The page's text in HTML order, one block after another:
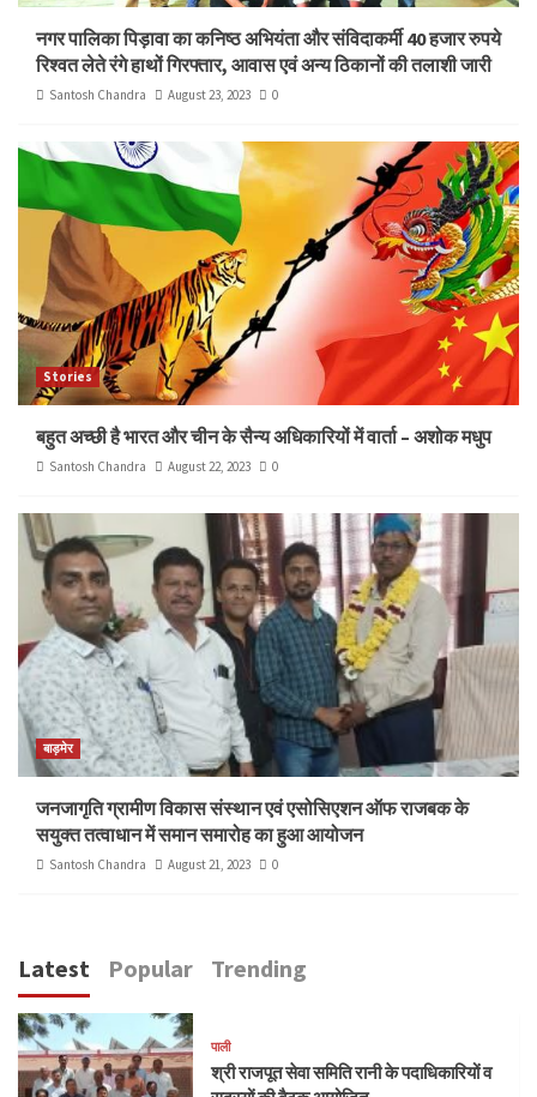
नगर पालिका पिड़ावा का कनिष्ठ अभियंता और संविदाकर्मी 40 हजार रुपये
रिश्वत लेते रंगे हाथों गिरफ्तार, आवास एवं अन्य ठिकानों की तलाशी जारी
Santosh Chandra August 23, 2023 0
Stories
बहुत अच्छी है भारत और चीन के सैन्य अधिकारियों में वार्ता – अशोक मधुप
Santosh Chandra August 22, 2023 0
बाड़मेर
जनजागृति ग्रामीण विकास संस्थान एवं एसोसिएशन ऑफ राजबक के
सयुक्त तत्वाधान में समान समारोह का हुआ आयोजन
Santosh Chandra August 21, 2023 0
Latest Popular Trending
पाली
श्री राजपूत सेवा समिति रानी के पदाधिकारियों व